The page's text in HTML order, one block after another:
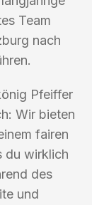
Team
nach
Pfeiffer
Wir bieten
fairen
du wirklich
des
und